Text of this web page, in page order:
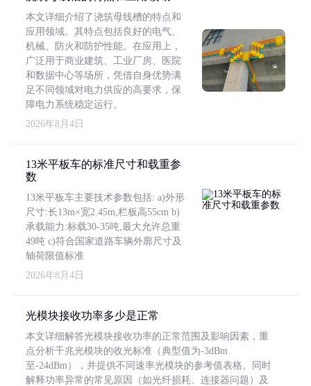
本文详细介绍了浇筑母线槽的特点和
应用领域。其特点包括良好的电气、
机械、防火和防护性能。在应用上，
广泛用于商业建筑、工业厂房、医院
和数据中心等场所，凭借自身优势满
足不同领域对电力供应的高要求，保
障电力系统稳定运行。
2026年8月4日
13米平板车的标准尺寸和载重参
数
13米平板车主要技术参数包括: a)外形
尺寸:长13m×宽2.45m,栏板高55cm b)
承载能力:标载30-35吨,最大允许总重
49吨 c)符合国家道路车辆外廓尺寸及
轴荷限值标准
2026年8月4日
光模块接收功率多少是正常
本文详细解答光模块接收功率的正常范围及影响因素，重
点分析千兆光模块的收光标准（典型值为-3dBm
至-24dBm），并提供不同速率光模块的参考值表格。同时
解释功率异常的常见原因（如光纤损耗、连接器问题）及